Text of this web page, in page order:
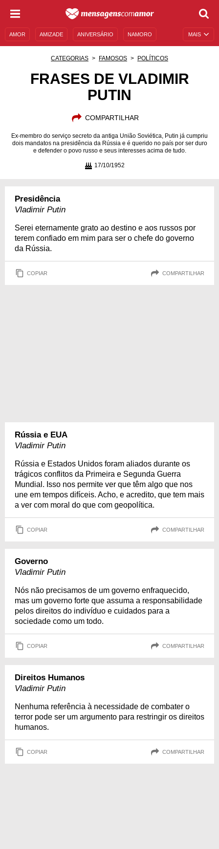
MAIS
AMOR AMIZADE ANIVERSÁRIO NAMORO
MENSAGENS DE ANIVERSÁRIO
CATEGORIAS FAMOSOS POLÍTICOS
FRASES DE VLADIMIR
PUTIN
COMPARTILHAR
Ex-membro do serviço secreto da antiga União Soviética, Putin já cumpriu
dois mandatos na presidência da Rússia e é querido no país por ser duro
e defender o povo russo e seus interesses acima de tudo.
17/10/1952
Presidência
Vladimir Putin
Serei eternamente grato ao destino e aos russos por
terem confiado em mim para ser o chefe do governo
da Rússia.
COPIAR COMPARTILHAR
Rússia e EUA
Vladimir Putin
Rússia e Estados Unidos foram aliados durante os
trágicos conflitos da Primeira e Segunda Guerra
Mundial. Isso nos permite ver que têm algo que nos
une em tempos difíceis. Acho, e acredito, que tem mais
a ver com moral do que com geopolítica.
COPIAR COMPARTILHAR
Governo
Vladimir Putin
Nós não precisamos de um governo enfraquecido,
mas um governo forte que assuma a responsabilidade
pelos direitos do indivíduo e cuidados para a
sociedade como um todo.
COPIAR COMPARTILHAR
Direitos Humanos
Vladimir Putin
Nenhuma referência à necessidade de combater o
terror pode ser um argumento para restringir os direitos
humanos.
COPIAR COMPARTILHAR